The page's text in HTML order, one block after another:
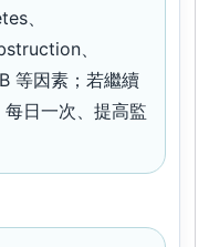
、
、
等因素；若繼續
日一次、提高監